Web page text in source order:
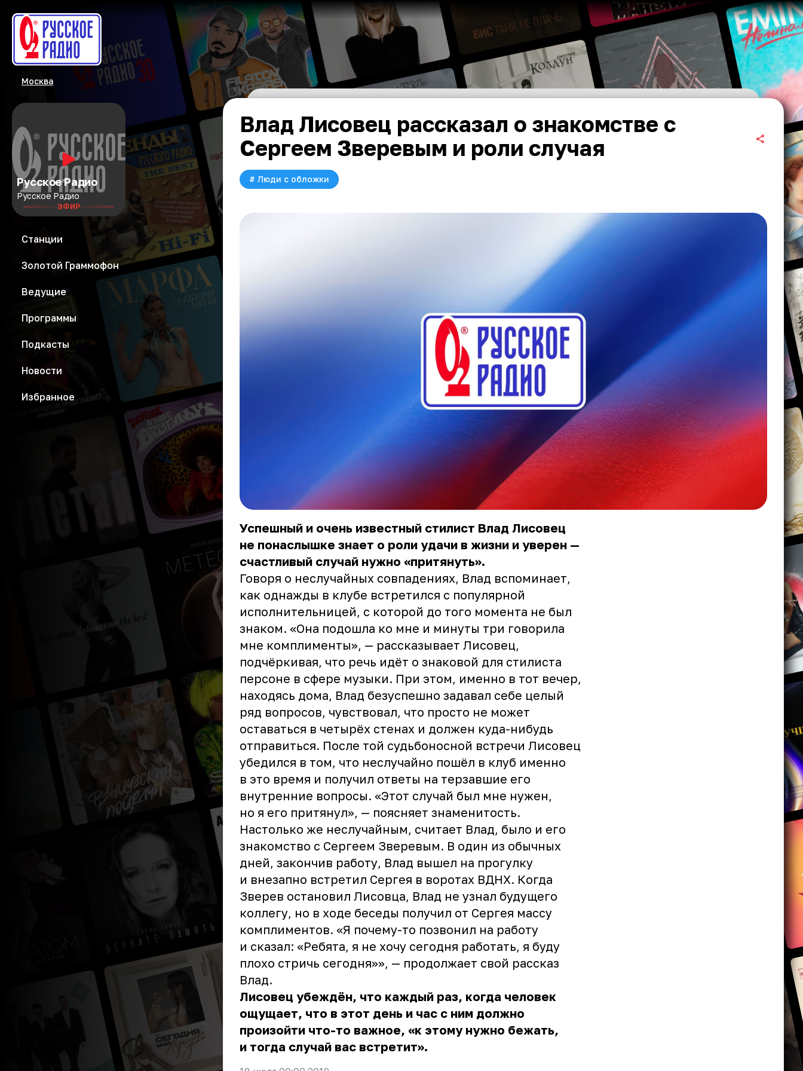
Москва
Русское Радио
Русское Радио
ЭФИР
Станции
Золотой Граммофон
Ведущие
Программы
Подкасты
Новости
Избранное
Влад Лисовец рассказал о знакомстве с
Сергеем Зверевым и роли случая
# Люди с обложки
Успешный и очень известный стилист Влад Лисовец
не понаслышке знает о роли удачи в жизни и уверен —
счастливый случай нужно «притянуть».
Говоря о неслучайных совпадениях, Влад вспоминает,
как однажды в клубе встретился с популярной
исполнительницей, с которой до того момента не был
знаком. «Она подошла ко мне и минуты три говорила
мне комплименты», — рассказывает Лисовец,
подчёркивая, что речь идёт о знаковой для стилиста
персоне в сфере музыки. При этом, именно в тот вечер,
находясь дома, Влад безуспешно задавал себе целый
ряд вопросов, чувствовал, что просто не может
оставаться в четырёх стенах и должен куда-нибудь
отправиться. После той судьбоносной встречи Лисовец
убедился в том, что неслучайно пошёл в клуб именно
в это время и получил ответы на терзавшие его
внутренние вопросы. «Этот случай был мне нужен,
но я его притянул», — поясняет знаменитость.
Настолько же неслучайным, считает Влад, было и его
знакомство с Сергеем Зверевым. В один из обычных
дней, закончив работу, Влад вышел на прогулку
и внезапно встретил Сергея в воротах ВДНХ. Когда
Зверев остановил Лисовца, Влад не узнал будущего
коллегу, но в ходе беседы получил от Сергея массу
комплиментов. «Я почему-то позвонил на работу
и сказал: «Ребята, я не хочу сегодня работать, я буду
плохо стричь сегодня»», — продолжает свой рассказ
Влад.
Лисовец убеждён, что каждый раз, когда человек
ощущает, что в этот день и час с ним должно
произойти что-то важное, «к этому нужно бежать,
и тогда случай вас встретит».